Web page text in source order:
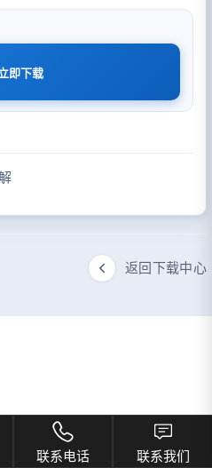
联系电话 联系我们
即下载
返回下载中心